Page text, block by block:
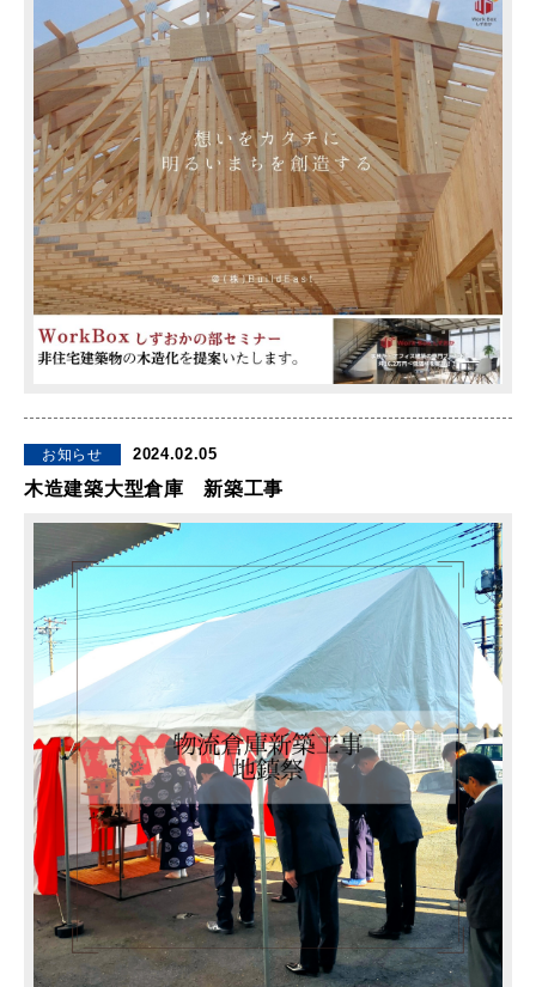
お知らせ 2024.02.05
木造建築大型倉庫 新築工事